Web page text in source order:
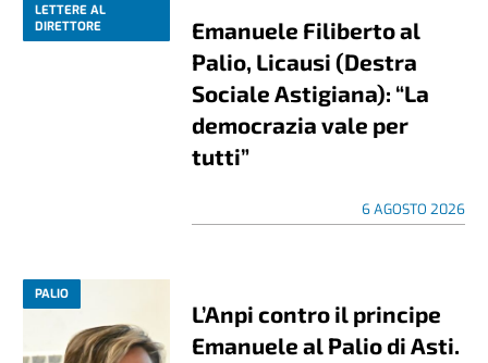
LETTERE AL
DIRETTORE
Emanuele Filiberto al
Palio, Licausi (Destra
Sociale Astigiana): “La
democrazia vale per
tutti”
6 AGOSTO 2026
PALIO
L’Anpi contro il principe
Emanuele al Palio di Asti.